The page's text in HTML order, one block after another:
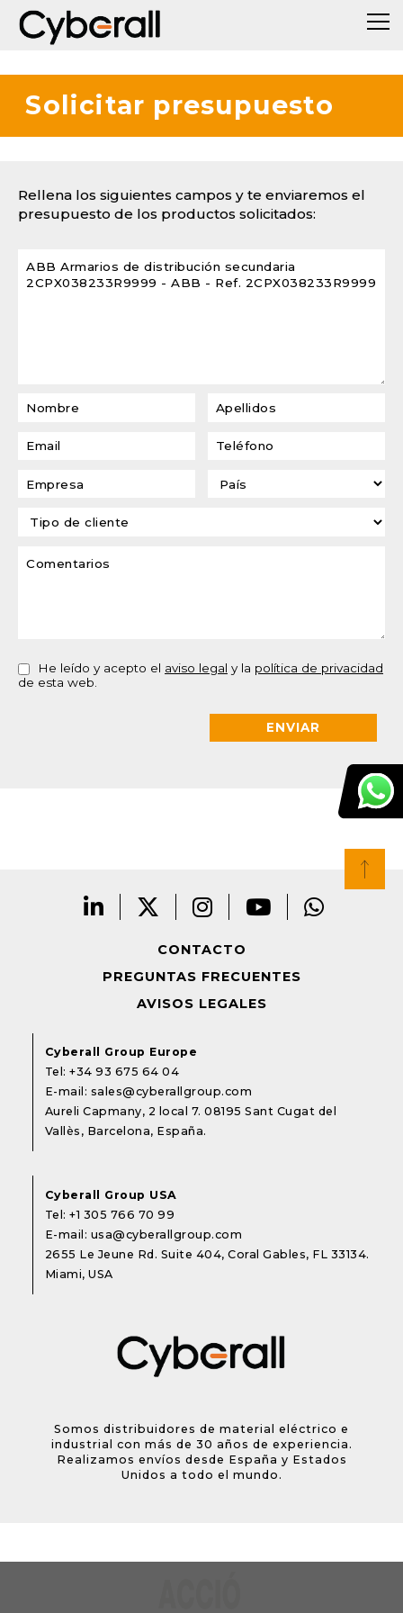
Solicitar presupuesto
Rellena los siguientes campos y te enviaremos el
presupuesto de los productos solicitados:
He leído y acepto el aviso legal y la política de privacidad
de esta web.
CONTACTO
PREGUNTAS FRECUENTES
AVISOS LEGALES
Cyberall Group Europe
Tel:+34 93 675 64 04
E-mail: sales@cyberallgroup.com
Aureli Capmany, 2 local 7. 08195 Sant Cugat del
Vallès, Barcelona, España.
Cyberall Group USA
Tel:+1 305 766 70 99
E-mail: usa@cyberallgroup.com
2655 Le Jeune Rd. Suite 404, Coral Gables, FL 33134.
Miami, USA
Somos distribuidores de material eléctrico e
industrial con más de 30 años de experiencia.
Realizamos envíos desde España y Estados
Unidos a todo el mundo.